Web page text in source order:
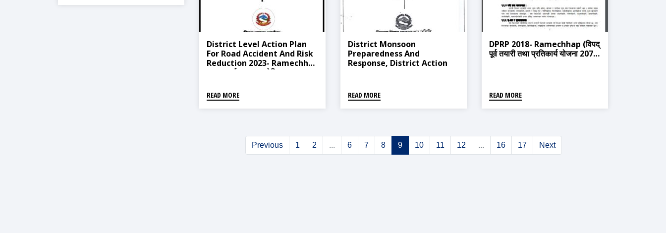
District Level Action Plan
For Road Accident And Risk
Reduction 2023- Ramechhap
(सडक दुर्घटना तथा जोखिम
कार्ययोजना-२०८०)
READ MORE
District Monsoon
Preparedness And
Response, District Action
जिल्ला कार्ययोजना-२०८१)
READ MORE
DPRP 2018- Ramechhap (विपद्
पूर्व तयारी तथा प्रतिकार्य योजना 2075)
READ MORE
Previous 1 2 ... 6 7 8 9 10 11 12 ... 16 17 Next